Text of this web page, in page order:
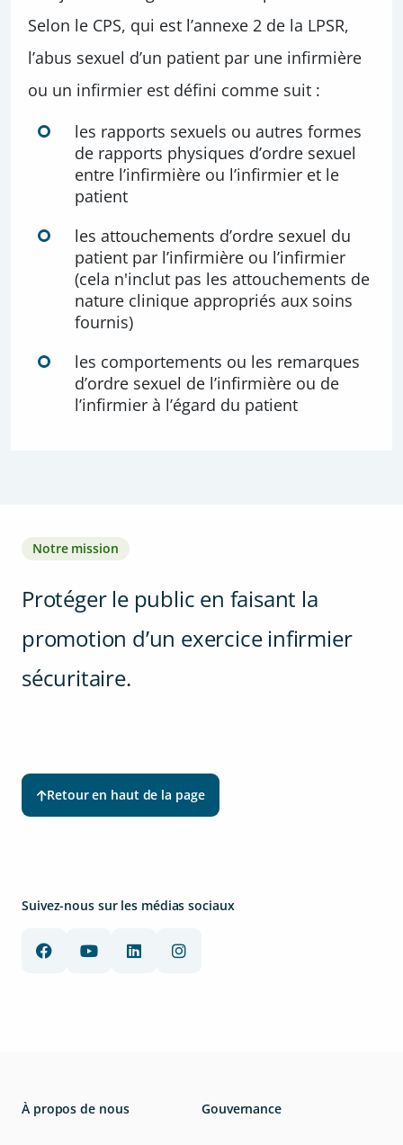
Selon le CPS, qui est l’annexe 2 de la LPSR,
l’abus sexuel d’un patient par une infirmière
ou un infirmier est défini comme suit :
les rapports sexuels ou autres formes
de rapports physiques d’ordre sexuel
entre l’infirmière ou l’infirmier et le
patient
les attouchements d’ordre sexuel du
patient par l’infirmière ou l’infirmier
(cela n'inclut pas les attouchements de
nature clinique appropriés aux soins
fournis)
les comportements ou les remarques
d’ordre sexuel de l’infirmière ou de
l’infirmier à l’égard du patient
Notre mission
Protéger le public en faisant la
promotion d’un exercice infirmier
sécuritaire.
Retour en haut de la page
Suivez-nous sur les médias sociaux
À propos de nous Gouvernance